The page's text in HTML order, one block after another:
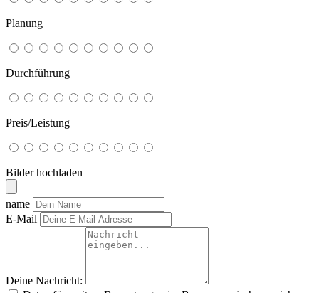
Planung
Durchführung
Preis/Leistung
Bilder hochladen
name
E-Mail
Deine Nachricht: